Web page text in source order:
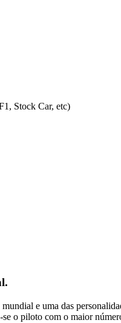
Stock Car, etc)
e uma das
o piloto com o maior